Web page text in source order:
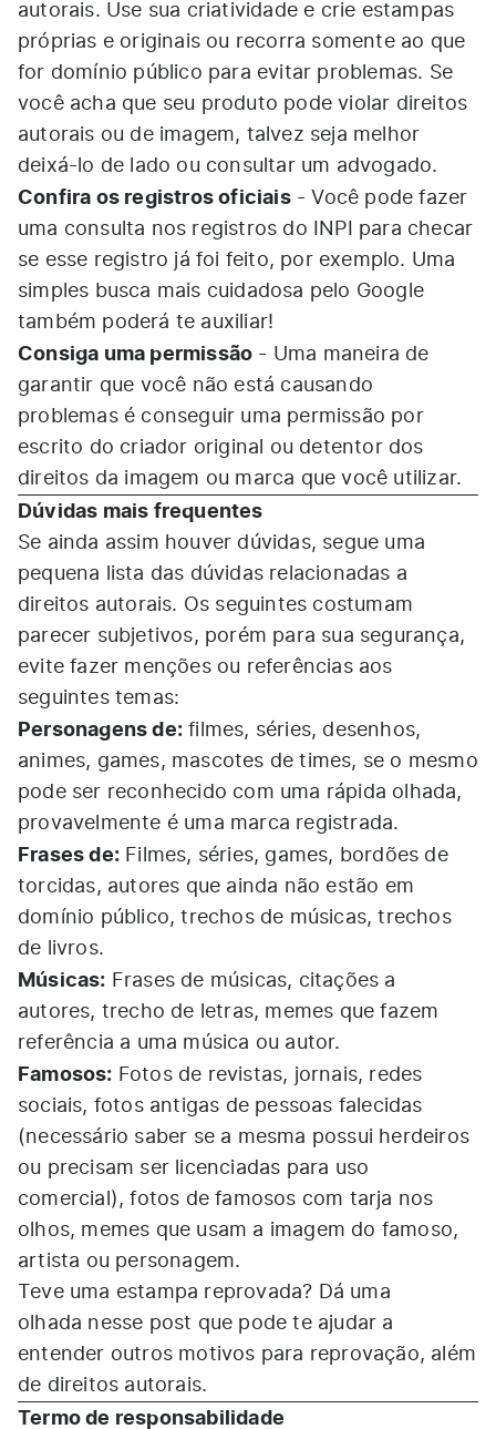
autorais. Use sua criatividade e crie estampas
próprias e originais ou recorra somente ao que
for domínio público para evitar problemas. Se
você acha que seu produto pode violar direitos
autorais ou de imagem, talvez seja melhor
deixá-lo de lado ou consultar um advogado.
Confira os registros oficiais- Você pode fazer
uma consulta nos registros do INPI para checar
se esse registro já foi feito, por exemplo. Uma
simples busca mais cuidadosa pelo Google
também poderá te auxiliar!
Consiga uma permissão - Uma maneira de
garantir que você não está causando
problemas é conseguir uma permissão por
escrito do criador original ou detentor dos
direitos da imagem ou marca que você utilizar.
Dúvidas mais frequentes
Se ainda assim houver dúvidas, segue uma
pequena lista das dúvidas relacionadas a
direitos autorais. Os seguintes costumam
parecer subjetivos, porém para sua segurança,
evite fazer menções ou referências aos
seguintes temas:
Personagens de: filmes, séries, desenhos,
animes, games, mascotes de times, se o mesmo
pode ser reconhecido com uma rápida olhada,
provavelmente é uma marca registrada.
Frases de: Filmes, séries, games, bordões de
torcidas, autores que ainda não estão em
domínio público, trechos de músicas, trechos
de livros.
Músicas: Frases de músicas, citações a
autores, trecho de letras, memes que fazem
referência a uma música ou autor.
Famosos: Fotos de revistas, jornais, redes
sociais, fotos antigas de pessoas falecidas
(necessário saber se a mesma possui herdeiros
ou precisam ser licenciadas para uso
comercial), fotos de famosos com tarja nos
olhos, memes que usam a imagem do famoso,
artista ou personagem.
Teve uma estampa reprovada? Dá uma
olhada nesse post que pode te ajudar a
entender outros motivos para reprovação, além
de direitos autorais.
Termo de responsabilidade